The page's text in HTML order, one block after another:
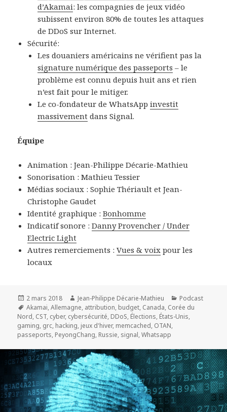
d’Akamai: les compagnies de jeux vidéo
subissent environ 80% de toutes les attaques
de DDoS sur Internet.
Sécurité:
Les douaniers américains ne vérifient pas la
signature numérique des passeports – le
problème est connu depuis huit ans et rien
n’est fait pour le mitiger.
Le co-fondateur de WhatsAppinvestit
massivement dans Signal.
Équipe
Animation : Jean-Philippe Décarie-Mathieu
Sonorisation : Mathieu Tessier
Médias sociaux : Sophie Thériault et Jean-
Christophe Gaudet
Identité graphique :Bonhomme
Indicatif sonore :Danny Provencher / Under
Electric Light
Autres remerciements :Vues & voix pour les
locaux
Publié
le
2 mars 2018 Auteur
Jean-Philippe Décarie-Mathieu Catégories
Podcast
Mots-
clés
Akamai,Allemagne, attribution, budget, Canada, Corée du
Nord, CST, cyber, cybersécurité, DDoS, Élections, États-Unis,
gaming, grc, hacking, jeux d'hiver, memcached, OTAN,
passeports, PeyongChang, Russie, signal,Whatsapp